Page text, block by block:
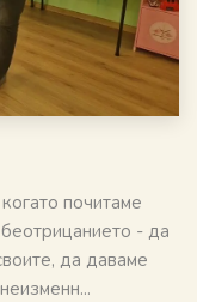
почитаме
- да
да даваме